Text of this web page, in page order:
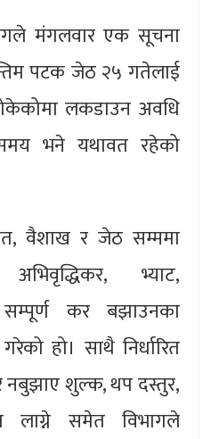
मंगलवार एक सूचना
पटक जेठ २५ गतेलाई
लकडाउन अवधि
भने यथावत रहेको
वैशाख र जेठ सम्ममा
भ्याट,
कर बझाउनका
हो। साथै निर्धारित
नबुझाए शुल्क, थप दस्तुर,
लाग्ने समेत विभागले